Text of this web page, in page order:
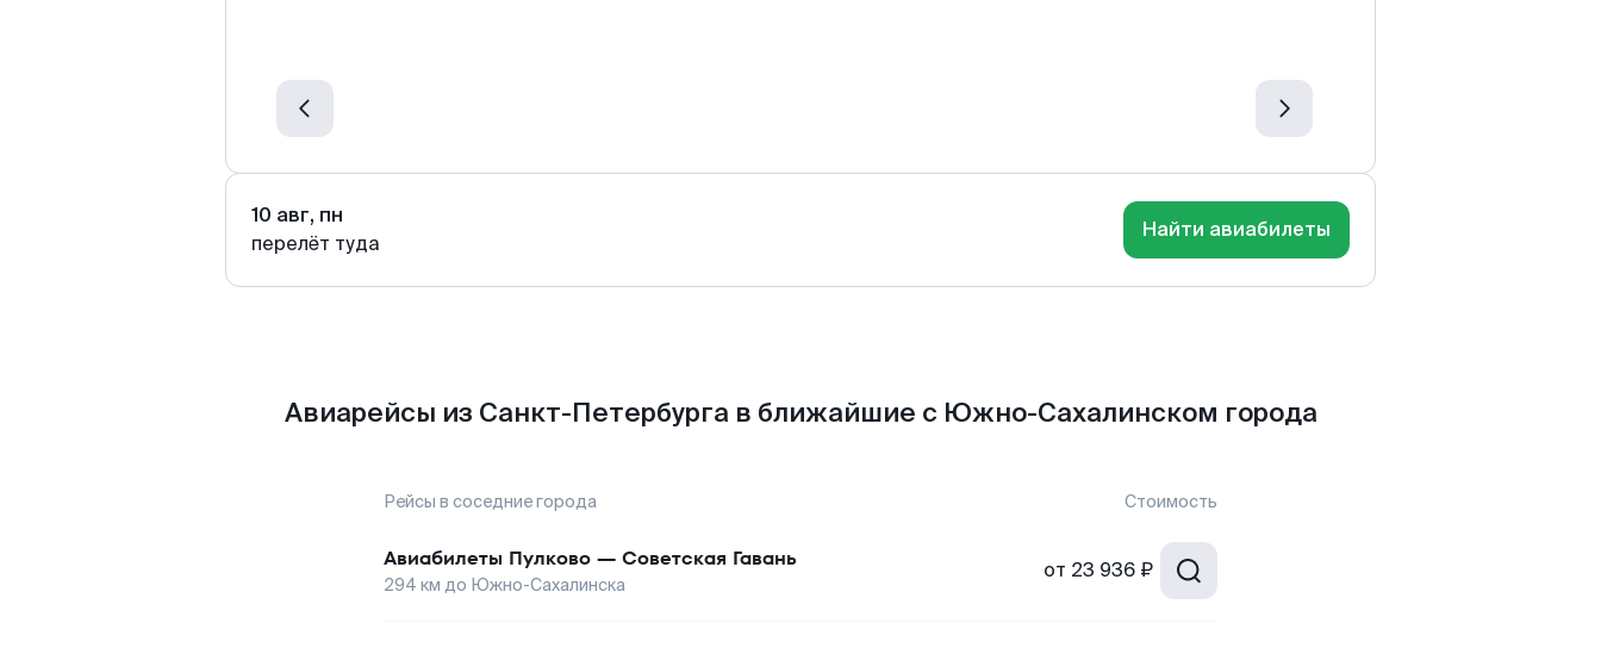
10 авг, пн
перелёт туда
Найти авиабилеты
Авиарейсы из Санкт-Петербурга в ближайшие с Южно-Сахалинском города
Рейсы в соседние города Стоимость
Авиабилеты Пулково — Советская Гавань
294 км до Южно-Сахалинска
от 23 936 ₽